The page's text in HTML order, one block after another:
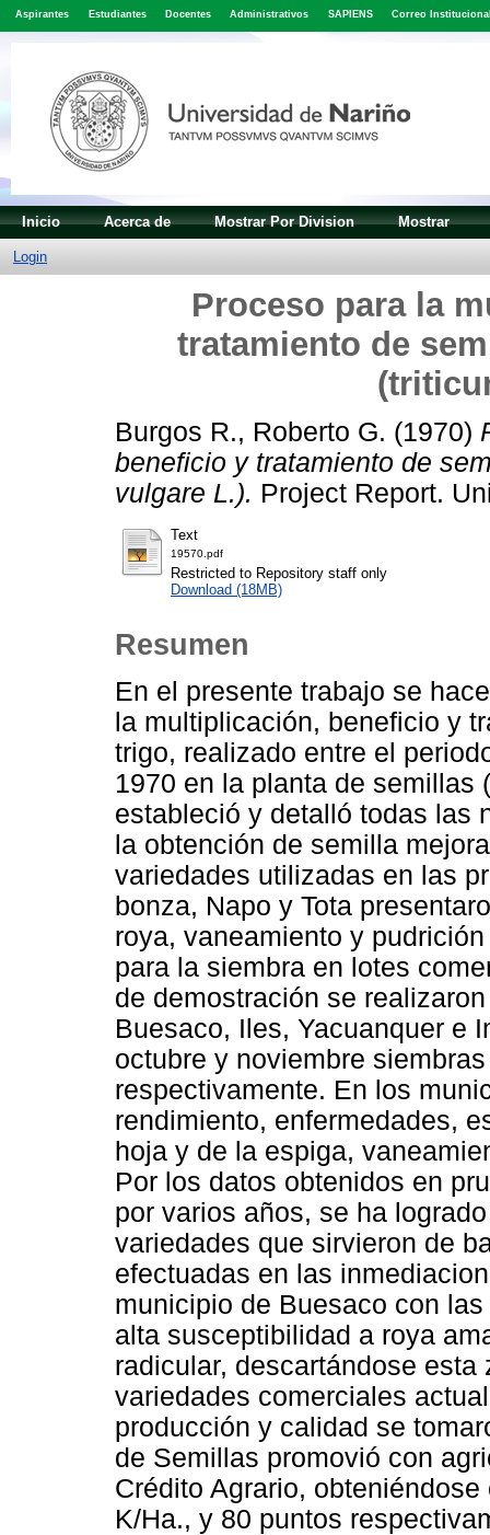
Aspirantes Estudiantes Docentes Administrativos SAPIENS Correo
Inicio Acerca de Mostrar Por Division Mostrar
Login
Proceso para la
tratamiento de
Burgos R., Roberto G. (1970)
beneficio y tratamiento de
vulgare L.). Project Report.
Text
19570.pdf
Restricted to Repository staff only
Download (18MB)
Resumen
En el presente trabajo se
la multiplicación, beneficio y
trigo, realizado entre el
1970 en la planta de semillas
estableció y detalló todas las
la obtención de semilla
variedades utilizadas en las
bonza, Napo y Tota
roya, vaneamiento y
para la siembra en lotes
de demostración se
Buesaco, Iles, Yacuanquer e
octubre y noviembre
respectivamente. En los
rendimiento, enfermedades,
hoja y de la espiga,
Por los datos obtenidos en
por varios años, se ha
variedades que sirvieron de
efectuadas en las
municipio de Buesaco con
alta susceptibilidad a roya
radicular, descartándose
variedades comerciales
producción y calidad se
de Semillas promovió con
Crédito Agrario,
K/Ha., y 80 puntos